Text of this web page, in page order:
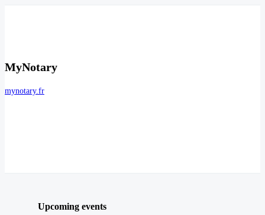
MyNotary
mynotary.fr
Upcoming events